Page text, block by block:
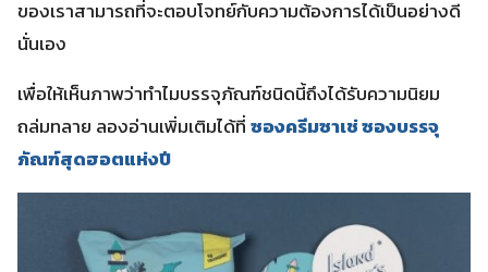
ของเราสามารถที่จะตอบโจทย์กับความต้องการได้เป็นอย่างดี
นั่นเอง
เพื่อให้เห็นภาพว่าทำไมบรรจุภัณฑ์ชนิดนี้ถึงได้รับความนิยม
ถล่มทลาย ลองอ่านเพิ่มเติมได้ที่ซองครีมซาเช่ ซองบรรจุ
ภัณฑ์สุดฮอตแห่งปี